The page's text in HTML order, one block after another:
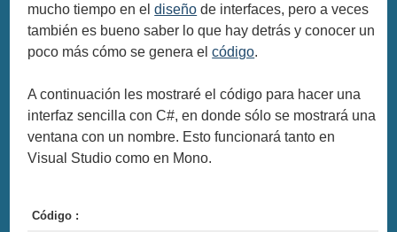
mucho tiempo en eldiseño de interfaces, pero a veces
también es bueno saber lo que hay detrás y conocer un
poco más cómo se genera elcódigo.
A continuación les mostraré el código para hacer una
interfaz sencilla con C#, en donde sólo se mostrará una
ventana con un nombre. Esto funcionará tanto en
Visual Studio como en Mono.
Código :